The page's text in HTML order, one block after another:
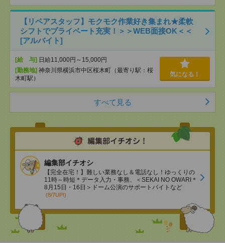
【リペアスタッフ】モクモク作業好き集まれ★柔軟
シフトでプライベート充実！＞＞WEB面接OK＜＜
[アルバイト]
[給 与] 日給11,000円～15,000円
[勤務地] 神奈川県横浜市中区桜木町（最寄り駅：桜
木町駅）
気になる！
すべて見る
編集部イチオシ
【完全在宅！】難しい業務なし＆電話なし！ゆっくりの
11時～時短＊データ入力・事務、＜SEKAI NO OWARI＊
8月15日・16日＞ドーム公演のサポートバイトなど
(8/7UP!)